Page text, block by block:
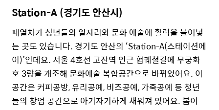
Station-A (경기도 안산시)
폐열차가 청년들의 일자리와 문화 예술에 활력을 불어넣
는 곳도 있습니다. 경기도 안산의 ‘Station-A(스테이션에
이)’인데요. 서울 4호선 고잔역 인근 협궤철길에 무궁화
호 3량을 개조해 문화예술 복합공간으로 바뀌었어요. 이
공간은 커피공방, 유리공예, 비즈공예, 가죽공예 등 청년
들의 창업 공간으로 아기자기하게 채워져 있어요. 봄이